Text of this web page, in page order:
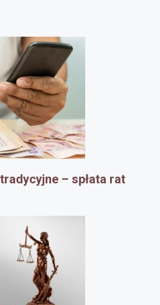
– spłata rat